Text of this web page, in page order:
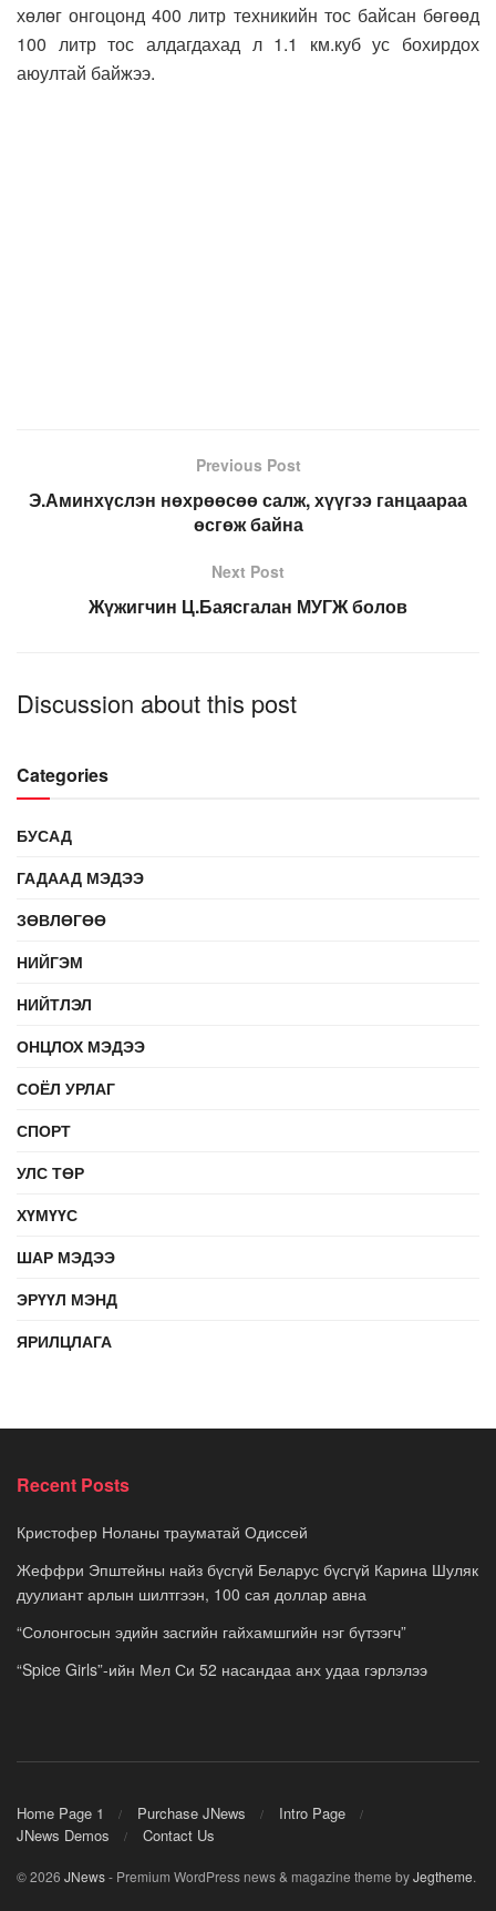
хөлөг онгоцонд 400 литр техникийн тос байсан бөгөөд
100 литр тос алдагдахад л 1.1 км.куб ус бохирдох
аюултай байжээ.
Previous Post
Э.Аминхүслэн нөхрөөсөө салж, хүүгээ ганцаараа
өсгөж байна
Next Post
Жүжигчин Ц.Баясгалан МУГЖ болов
Discussion about this post
Categories
БУСАД
ГАДААД МЭДЭЭ
ЗӨВЛӨГӨӨ
НИЙГЭМ
НИЙТЛЭЛ
ОНЦЛОХ МЭДЭЭ
СОЁЛ УРЛАГ
СПОРТ
УЛС ТӨР
ХҮМҮҮС
ШАР МЭДЭЭ
ЭРҮҮЛ МЭНД
ЯРИЛЦЛАГА
Recent Posts
Кристофер Ноланы трауматай Одиссей
Жеффри Эпштейны найз бүсгүй Беларус бүсгүй Карина Шуляк
дуулиант арлын шилтгээн, 100 сая доллар авна
“Солонгосын эдийн засгийн гайхамшгийн нэг бүтээгч”
“Spice Girls”-ийн Мел Си 52 насандаа анх удаа гэрлэлээ
Home Page 1 Purchase JNews
Intro Page
JNews Demos
Contact Us
© 2026 JNews- Premium WordPress news & magazine theme byJegtheme.